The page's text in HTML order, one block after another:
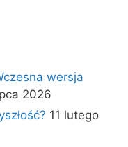
wersja
2026
11 lutego